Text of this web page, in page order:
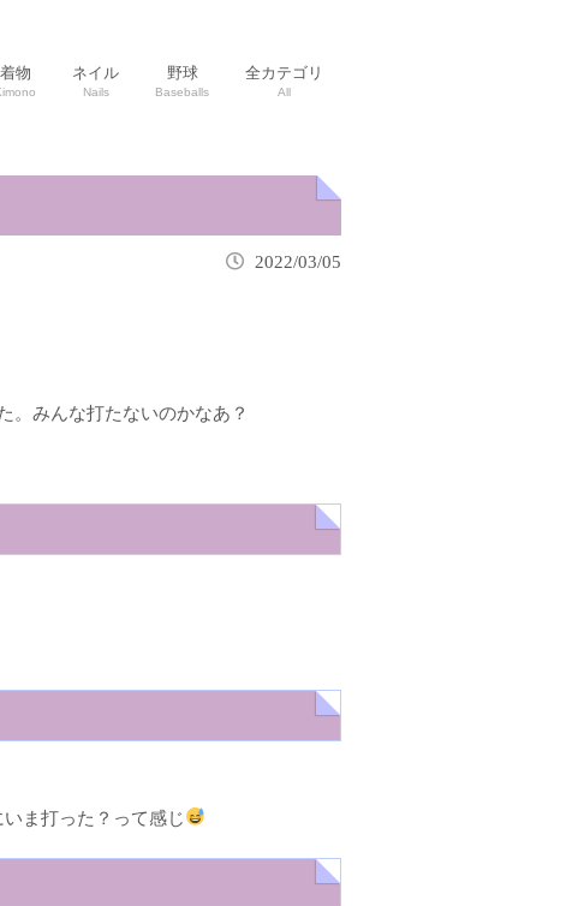
着物 ネイル
Nails
野球
Baseballs
全カテゴリ
All
2022/03/05
。みんな打たないのかなあ？
ま打った？って感じ